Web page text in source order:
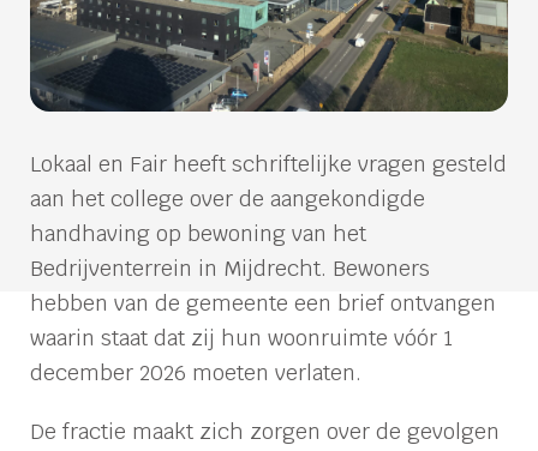
Lokaal en Fair heeft schriftelijke vragen gesteld
aan het college over de aangekondigde
handhaving op bewoning van het
Bedrijventerrein in Mijdrecht. Bewoners
hebben van de gemeente een brief ontvangen
waarin staat dat zij hun woonruimte vóór 1
december 2026 moeten verlaten.
De fractie maakt zich zorgen over de gevolgen